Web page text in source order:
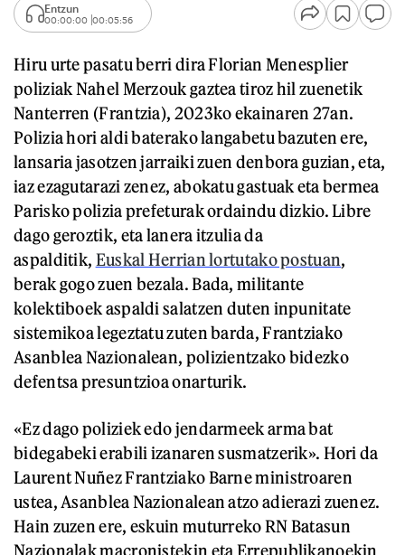
Entzun
00:00:00 00:05:56
Hiru urte pasatu berri dira Florian Menesplier
poliziak Nahel Merzouk gaztea tiroz hil zuenetik
Nanterren (Frantzia), 2023ko ekainaren 27an.
Polizia hori aldi baterako langabetu bazuten ere,
lansaria jasotzen jarraiki zuen denbora guzian, eta,
iaz ezagutarazi zenez, abokatu gastuak eta bermea
Parisko polizia prefeturak ordaindu dizkio. Libre
dago geroztik, eta lanera itzulia da
aspalditik, Euskal Herrian lortutako postuan,
berak gogo zuen bezala. Bada, militante
kolektiboek aspaldi salatzen duten inpunitate
sistemikoa legeztatu zuten barda, Frantziako
Asanblea Nazionalean, polizientzako bidezko
defentsa presuntzioa onarturik.
«Ez dago poliziek edo jendarmeek arma bat
bidegabeki erabili izanaren susmatzerik». Hori da
Laurent Nuñez Frantziako Barne ministroaren
ustea, Asanblea Nazionalean atzo adierazi zuenez.
Hain zuzen ere, eskuin muturreko RN Batasun
Nazionalak macronistekin eta Errepublikanoekin